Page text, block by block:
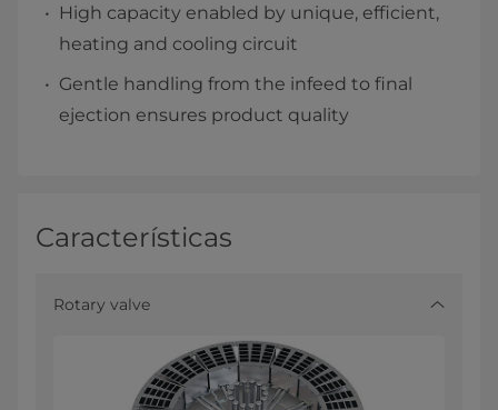
High capacity enabled by unique, efficient,
heating and cooling circuit
Gentle handling from the infeed to final
ejection ensures product quality
Características
Rotary valve